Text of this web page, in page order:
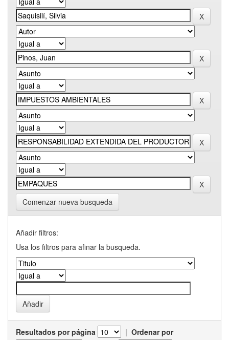
Comenzar nueva busqueda
Añadir filtros:
Usa los filtros para afinar la busqueda.
Resultados por página | Ordenar por